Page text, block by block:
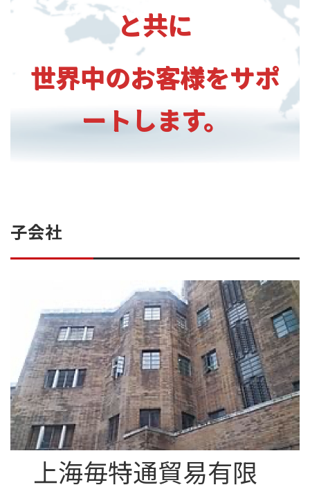
と共に
世界中のお客様をサポ
ートします。
子会社
上海毎特通貿易有限